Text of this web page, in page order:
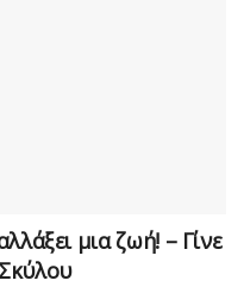
μια ζωή! – Γίνε